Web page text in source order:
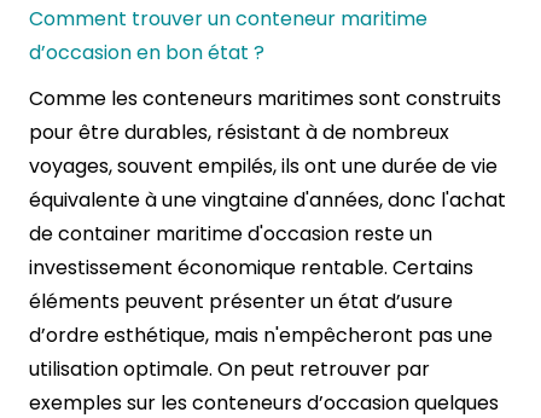
Comment trouver un conteneur maritime
d’occasion en bon état ?
Comme les conteneurs maritimes sont construits
pour être durables, résistant à de nombreux
voyages, souvent empilés, ils ont une durée de vie
équivalente à une vingtaine d'années, donc l'achat
de container maritime d'occasion reste un
investissement économique rentable. Certains
éléments peuvent présenter un état d’usure
d’ordre esthétique, mais n'empêcheront pas une
utilisation optimale. On peut retrouver par
exemples sur les conteneurs d’occasion quelques